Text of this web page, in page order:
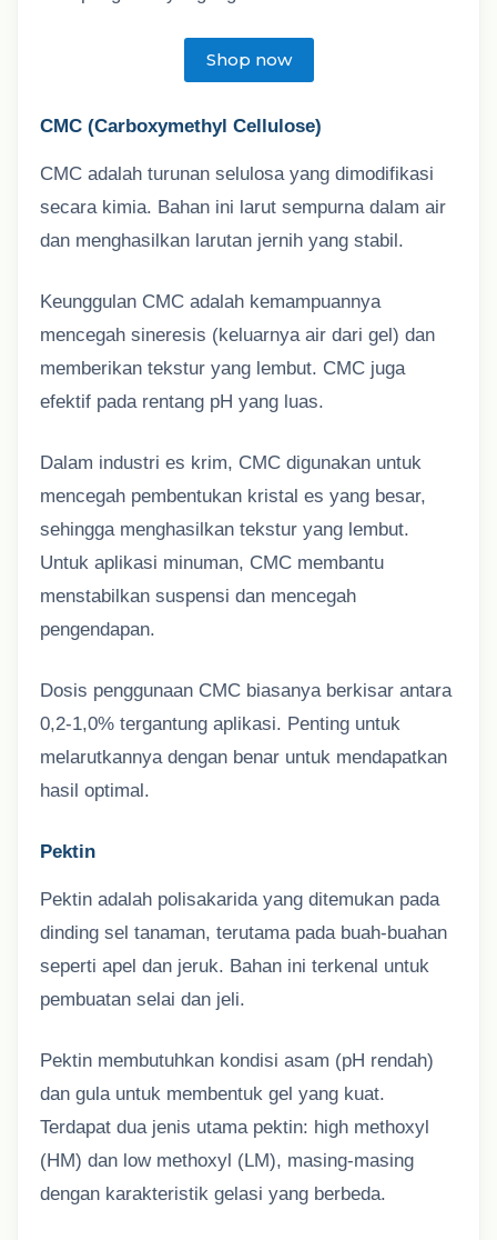
Shop now
CMC (Carboxymethyl Cellulose)
CMC adalah turunan selulosa yang dimodifikasi
secara kimia. Bahan ini larut sempurna dalam air
dan menghasilkan larutan jernih yang stabil.
Keunggulan CMC adalah kemampuannya
mencegah sineresis (keluarnya air dari gel) dan
memberikan tekstur yang lembut. CMC juga
efektif pada rentang pH yang luas.
Dalam industri es krim, CMC digunakan untuk
mencegah pembentukan kristal es yang besar,
sehingga menghasilkan tekstur yang lembut.
Untuk aplikasi minuman, CMC membantu
menstabilkan suspensi dan mencegah
pengendapan.
Dosis penggunaan CMC biasanya berkisar antara
0,2-1,0% tergantung aplikasi. Penting untuk
melarutkannya dengan benar untuk mendapatkan
hasil optimal.
Pektin
Pektin adalah polisakarida yang ditemukan pada
dinding sel tanaman, terutama pada buah-buahan
seperti apel dan jeruk. Bahan ini terkenal untuk
pembuatan selai dan jeli.
Pektin membutuhkan kondisi asam (pH rendah)
dan gula untuk membentuk gel yang kuat.
Terdapat dua jenis utama pektin: high methoxyl
(HM) dan low methoxyl (LM), masing-masing
dengan karakteristik gelasi yang berbeda.